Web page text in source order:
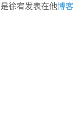
徐宥发表在他博客